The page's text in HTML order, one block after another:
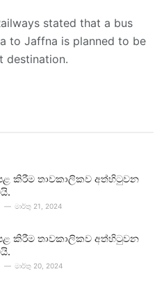
stated that a bus
to Jaffna is planned to be
destination.
කිරීම තාවකාලිකව අත්හිටුවන
මාර්තු 21, 2024
කිරීම තාවකාලිකව අත්හිටුවන
මාර්තු 20, 2024